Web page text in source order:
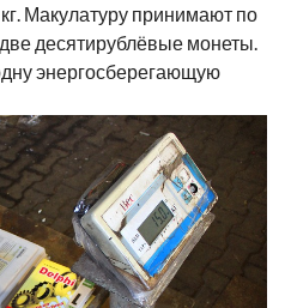
Макулатуру принимают по
десятирублёвые монеты.
энергосберегающую